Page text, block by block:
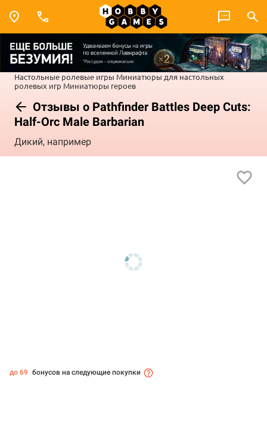
Настольные ролевые игры Миниатюры для настольных
ролевых игр Миниатюры героев
Отзывы о Pathfinder Battles Deep Cuts:
Half-Orc Male Barbarian
Дикий, например
до 69 бонусов на следующие покупки